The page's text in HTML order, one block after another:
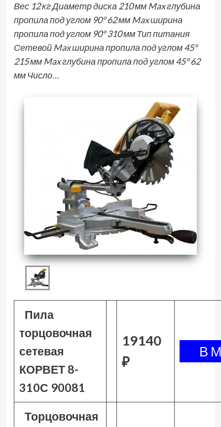
Вес 12 кг Диаметр диска 210 мм Max глубина
пропила под углом 90° 62 мм Max ширина
пропила под углом 90° 310 мм Тип питания
Сетевой Max ширина пропила под углом 45°
215 мм Max глубина пропила под углом 45° 62
мм Число…
Пила
торцовочная
сетевая
КОРВЕТ 8-
310С 90081
19140
₽
Торцовочная